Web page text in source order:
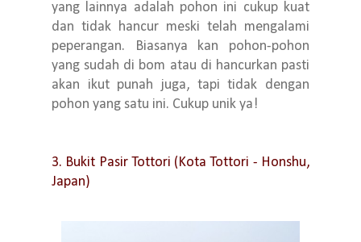
yang lainnya adalah pohon ini cukup kuat
dan tidak hancur meski telah mengalami
peperangan. Biasanya kan pohon-pohon
yang sudah di bom atau di hancurkan pasti
akan ikut punah juga, tapi tidak dengan
pohon yang satu ini. Cukup unik ya!
3. Bukit Pasir Tottori (Kota Tottori - Honshu,
Japan)